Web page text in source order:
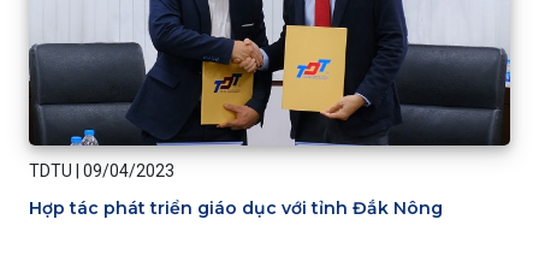
TDTU 09/04/2023
Hợp tác phát triển giáo dục với tỉnh Đắk Nông